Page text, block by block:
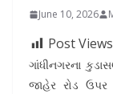
June 10, 2026
Post
ગાંધીનગરના
જાહેર રોડ ઉપર